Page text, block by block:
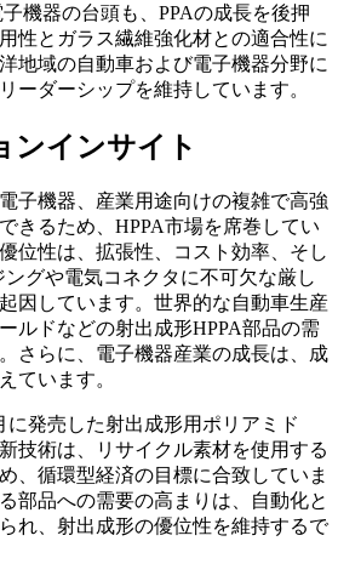
機器の台頭も、PPAの成長を後押
性とガラス繊維強化材との適合性に
地域の自動車および電子機器分野に
ーダーシップを維持しています。
ンインサイト
子機器、産業用途向けの複雑で高強
きるため、HPPA市場を席巻してい
位性は、拡張性、コスト効率、そし
グや電気コネクタに不可欠な厳し
因しています。世界的な自動車生産
ルドなどの射出成形HPPA部品の需
さらに、電子機器産業の成長は、成
ています。
に発売した射出成形用ポリアミド
技術は、リサイクル素材を使用する
、循環型経済の目標に合致していま
部品への需要の高まりは、自動化と
れ、射出成形の優位性を維持するで